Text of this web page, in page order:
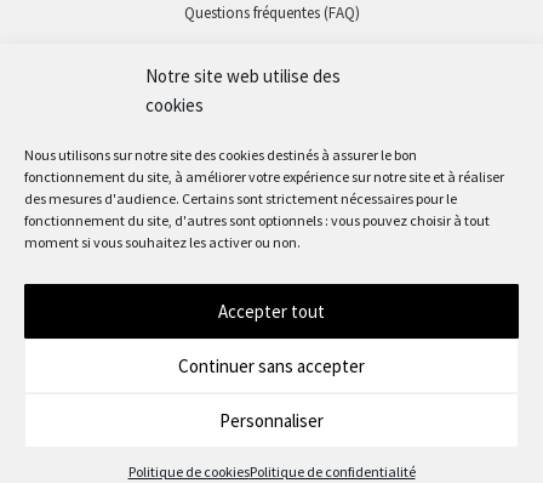
Notre site web utilise des
cookies
Nous utilisons sur notre site des cookies destinés à assurer le bon
fonctionnement du site, à améliorer votre expérience sur notre site et à réaliser
des mesures d'audience. Certains sont strictement nécessaires pour le
fonctionnement du site, d'autres sont optionnels : vous pouvez choisir à tout
moment si vous souhaitez les activer ou non.
Accepter tout
Continuer sans accepter
Personnaliser
Politique de cookiesPolitique de confidentialité
Questions fréquentes (FAQ)
© Okaz'mômes 2024